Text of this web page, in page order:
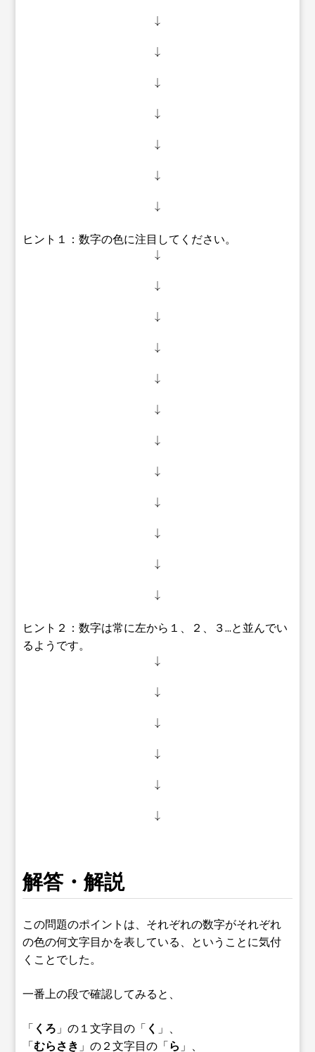
↓
↓
↓
↓
↓
↓
↓
ヒント１：数字の色に注目してください。
↓
↓
↓
↓
↓
↓
↓
↓
↓
↓
↓
↓
ヒント２：数字は常に左から１、２、３...と並んでい
るようです。
↓
↓
↓
↓
↓
↓
解答・解説
この問題のポイントは、それぞれの数字がそれぞれ
の色の何文字目かを表している、ということに気付
くことでした。
一番上の段で確認してみると、
「 くろ」の１文字目の「 く 」、
「むらさき」の２文字目の「ら」、